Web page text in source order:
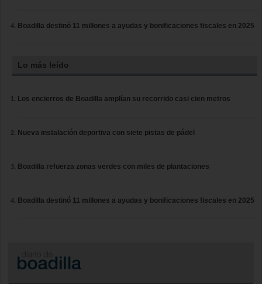
Boadilla destinó 11 millones a ayudas y bonificaciones fiscales en 2025
Lo más leído
Los encierros de Boadilla amplían su recorrido casi cien metros
Nueva instalación deportiva con siete pistas de pádel
Boadilla refuerza zonas verdes con miles de plantaciones
Boadilla destinó 11 millones a ayudas y bonificaciones fiscales en 2025